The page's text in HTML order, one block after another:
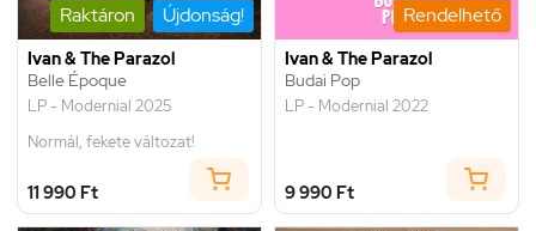
Raktáron Újdonság!
Ivan & The Parazol
Belle Époque
LP - Modernial 2025
Normál, fekete változat!
11 990 Ft
Rendelhető
Ivan & The Parazol
Budai Pop
LP - Modernial 2022
9 990 Ft